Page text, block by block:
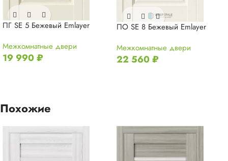
ПГ SE 5 Бежевый Emlayer
Межкомнатные двери
19 990₽
ПО SE 8 Бежевый Emlayer
Межкомнатные двери
22 560₽
Похожие